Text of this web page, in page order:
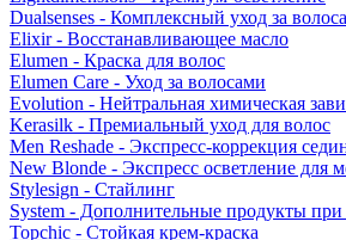
Dualsenses - Комплексный уход за
Elixir - Восстанавливающее масло
Elumen - Краска для волос
Elumen Care - Уход за волосами
Evolution - Нейтральная химическая
Kerasilk - Премиальный уход для волос
Men Reshade - Экспресс-коррекция
New Blonde - Экспресс осветление для
Stylesign - Стайлинг
System - Дополнительные продукты
Topchic - Стойкая крем-краска